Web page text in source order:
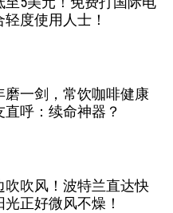
度使用人士！
磨一剑，常饮咖啡健康
呼：续命神器？
吹吹风！波特兰直达快
正好微风不燥！